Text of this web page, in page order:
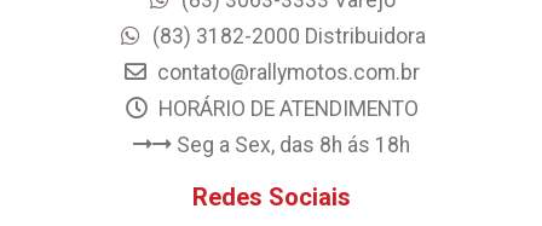
(83) 3182-2000 Distribuidora
contato@rallymotos.com.br
HORÁRIO DE ATENDIMENTO
Seg a Sex, das 8h ás 18h
Redes Sociais